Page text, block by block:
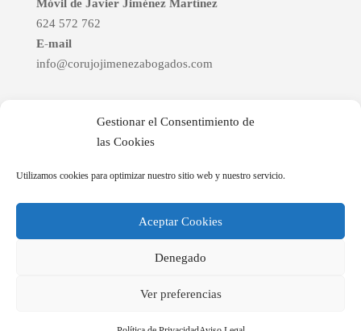
Gestionar el Consentimiento de
las Cookies
Utilizamos cookies para optimizar nuestro sitio web y nuestro servicio.
Aceptar Cookies
Denegado
Ver preferencias
Móvil de Javier Jiménez Martínez
624 572 762
E-mail
info@corujojimenezabogados.com
Enlaces de interés
© 2025 Corujo & Jiménez Abogados |